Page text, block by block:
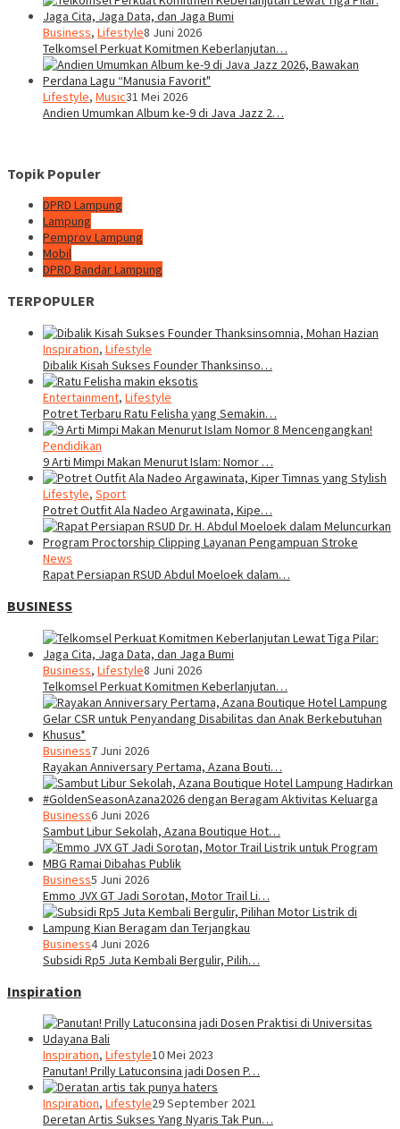
Business, Lifestyle8 Juni 2026
Telkomsel Perkuat Komitmen Keberlanjutan…
Lifestyle, Music31 Mei 2026
Andien Umumkan Album ke-9 di Java Jazz 2…
Topik Populer
DPRD Lampung
Lampung
Pemprov Lampung
Mobil
DPRD Bandar Lampung
TERPOPULER
Inspiration, Lifestyle
Dibalik Kisah Sukses Founder Thanksinso…
Entertainment, Lifestyle
Potret Terbaru Ratu Felisha yang Semakin…
Pendidikan
9 Arti Mimpi Makan Menurut Islam: Nomor …
Lifestyle, Sport
Potret Outfit Ala Nadeo Argawinata, Kipe…
News
Rapat Persiapan RSUD Abdul Moeloek dalam…
BUSINESS
Business, Lifestyle8 Juni 2026
Telkomsel Perkuat Komitmen Keberlanjutan…
Business7 Juni 2026
Rayakan Anniversary Pertama, Azana Bouti…
Business6 Juni 2026
Sambut Libur Sekolah, Azana Boutique Hot…
Business5 Juni 2026
Emmo JVX GT Jadi Sorotan, Motor Trail Li…
Business4 Juni 2026
Subsidi Rp5 Juta Kembali Bergulir, Pilih…
Inspiration
Inspiration, Lifestyle10 Mei 2023
Panutan! Prilly Latuconsina jadi Dosen P…
Inspiration, Lifestyle29 September 2021
Deretan Artis Sukses Yang Nyaris Tak Pun…